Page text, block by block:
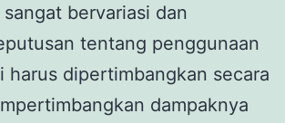
bervariasi dan
tentang penggunaan
harus dipertimbangkan secara
dampaknya